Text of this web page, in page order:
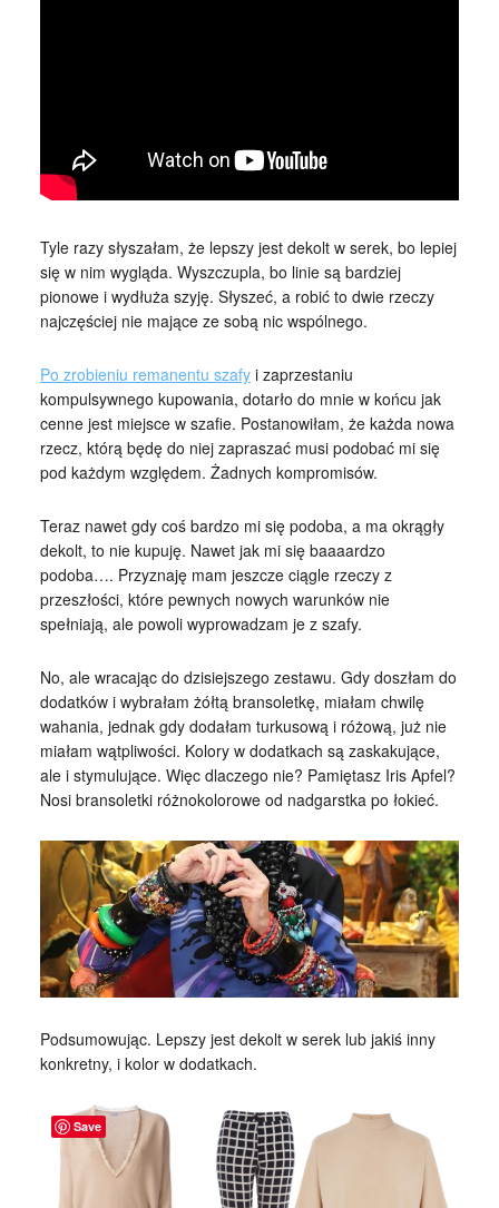
Tyle razy słyszałam, że lepszy jest dekolt w serek, bo lepiej
się w nim wygląda. Wyszczupla, bo linie są bardziej
pionowe i wydłuża szyję. Słyszeć, a robić to dwie rzeczy
najczęściej nie mające ze sobą nic wspólnego.
Po zrobieniu remanentu szafyi zaprzestaniu
kompulsywnego kupowania, dotarło do mnie w końcu jak
cenne jest miejsce w szafie. Postanowiłam, że każda nowa
rzecz, którą będę do niej zapraszać musi podobać mi się
pod każdym względem. Żadnych kompromisów.
Teraz nawet gdy coś bardzo mi się podoba, a ma okrągły
dekolt, to nie kupuję. Nawet jak mi się baaaardzo
podoba…. Przyznaję mam jeszcze ciągle rzeczy z
przeszłości, które pewnych nowych warunków nie
spełniają, ale powoli wyprowadzam je z szafy.
No, ale wracając do dzisiejszego zestawu. Gdy doszłam do
dodatków i wybrałam żółtą bransoletkę, miałam chwilę
wahania, jednak gdy dodałam turkusową i różową, już nie
miałam wątpliwości. Kolory w dodatkach są zaskakujące,
ale i stymulujące. Więc dlaczego nie? Pamiętasz Iris Apfel?
Nosi bransoletki różnokolorowe od nadgarstka po łokieć.
Podsumowując. Lepszy jest dekolt w serek lub jakiś inny
konkretny, i kolor w dodatkach.
Save